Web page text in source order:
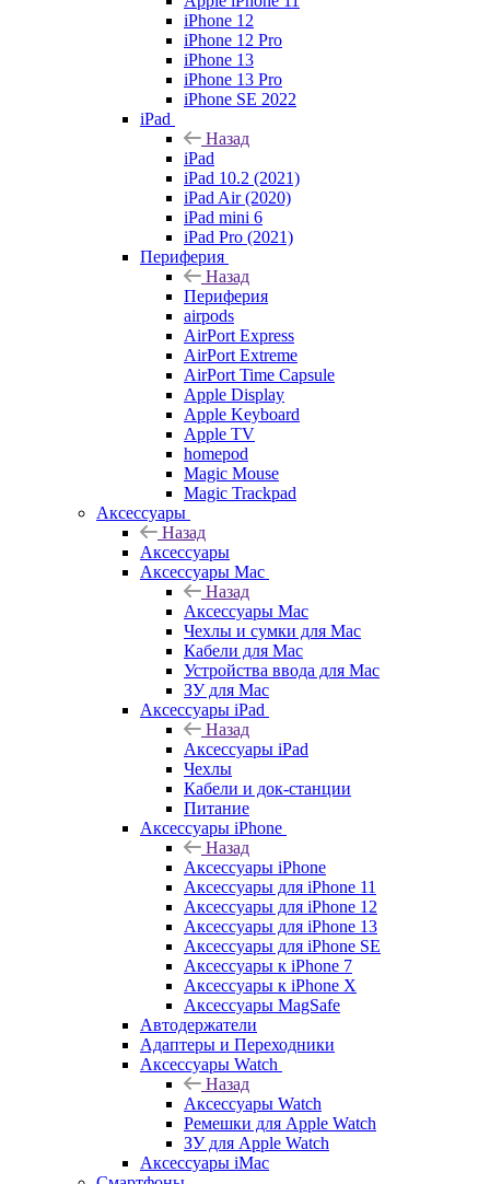
iPhone 12
iPhone 12 Pro
iPhone 13
iPhone 13 Pro
iPhone SE 2022
iPad
Назад
iPad
iPad 10.2 (2021)
iPad Air (2020)
iPad mini 6
iPad Pro (2021)
Периферия
Назад
Периферия
airpods
AirPort Express
AirPort Extreme
AirPort Time Capsule
Apple Display
Apple Keyboard
Apple TV
homepod
Magic Mouse
Magic Trackpad
Аксессуары
Назад
Аксессуары
Аксессуары Mac
Назад
Аксессуары Mac
Чехлы и сумки для Mac
Кабели для Mac
Устройства ввода для Mac
ЗУ для Mac
Аксессуары iPad
Назад
Аксессуары iPad
Чехлы
Кабели и док-станции
Питание
Аксессуары iPhone
Назад
Аксессуары iPhone
Аксессуары для iPhone 11
Аксессуары для iPhone 12
Аксессуары для iPhone 13
Аксессуары для iPhone SE
Аксессуары к iPhone 7
Аксессуары к iPhone X
Аксессуары MagSafe
Автодержатели
Адаптеры и Переходники
Аксессуары Watch
Назад
Аксессуары Watch
Ремешки для Apple Watch
ЗУ для Apple Watch
Аксессуары iMac